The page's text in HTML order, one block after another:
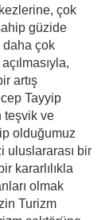
çok
güzide
çok
artış
Tayyip
teşvik ve
olduğumuz
uluslararası bir
kararlılıkla
olmak
Turizm